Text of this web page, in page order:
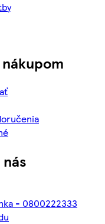
- 0800222333